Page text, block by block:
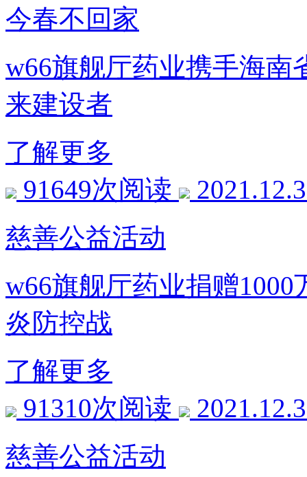
今春不回家
w66旗舰厅药业携手海南
来建设者
了解更多
91649次阅读
慈善公益活动
w66旗舰厅药业捐赠
炎防控战
了解更多
91310次阅读
慈善公益活动